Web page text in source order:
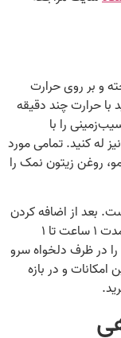
و بر روی حرارت
با حرارت چند دقیقه
را با
له کنید. تمامی مورد
روغن زیتون نمک را
بعد از اضافه کردن
تمامی مواد بر روی ظرف را سلفون کشیده و به مدت ۱ ساعت تا ۱
در ظرف دلخواه سرو
و در بازه